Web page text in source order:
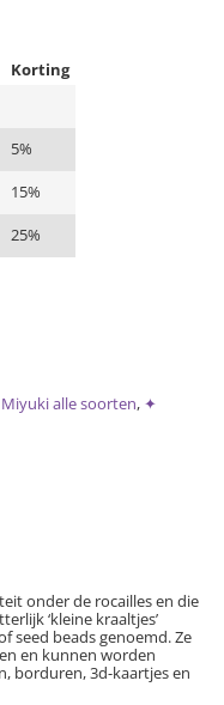
Korting
5%
15%
25%
Miyuki alle soorten, ✦
onder de rocailles en die
‘kleine kraaltjes’
seed beads genoemd. Ze
en kunnen worden
borduren, 3d-kaartjes en